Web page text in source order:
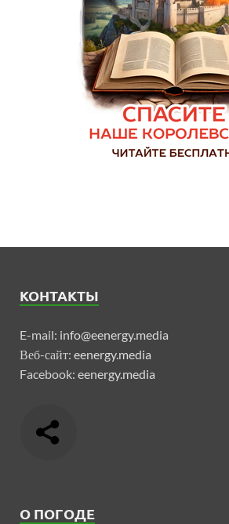
КОНТАКТЫ
E-mail: info@eenergy.media
Веб-сайт: eenergy.media
Facebook: eenergy.media
О ПОГОДЕ